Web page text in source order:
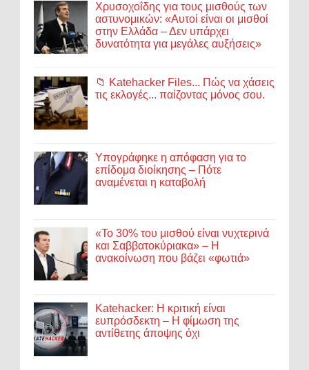
Χρυσοχοΐδης για τους μισθούς των
αστυνομικών: «Αυτοί είναι οι μισθοί
στην Ελλάδα – Δεν υπάρχει
δυνατότητα για μεγάλες αυξήσεις»
📁 Katehacker Files... Πώς να χάσεις
τις εκλογές... παίζοντας μόνος σου.
Υπογράφηκε η απόφαση για το
επίδομα διοίκησης – Πότε
αναμένεται η καταβολή
«Το 30% του μισθού είναι νυχτερινά
και Σαββατοκύριακα» – Η
ανακοίνωση που βάζει «φωτιά»
Katehacker: Η κριτική είναι
ευπρόσδεκτη – Η φίμωση της
αντίθετης άποψης όχι